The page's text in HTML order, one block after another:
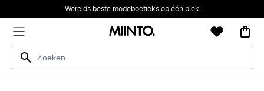
Werelds beste modeboetieks op één plek